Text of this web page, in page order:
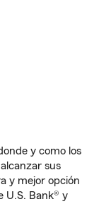
y como los
sus
y mejor opción
U.S. Bank® y